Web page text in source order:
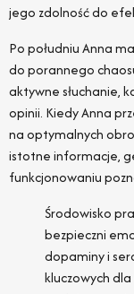
jego zdolność do
Po południu Anna
do porannego
aktywne słuchanie,
opinii. Kiedy Anna
na optymalnych
istotne informacje,
funkcjonowaniu
Środowisko
bezpieczni
dopaminy i
kluczowych